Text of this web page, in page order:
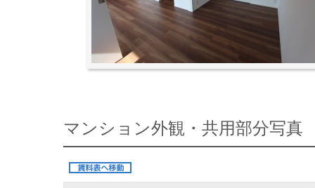
マンション外観・共用部分写真